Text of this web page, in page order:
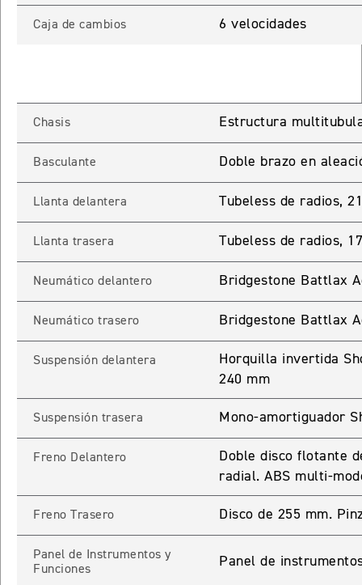
STREET TRIPLE 765 MOTO2
RS
Precio desde $20.090.000
ROCKET 3 STORM R
ROCKET 3 STORM GT
Precio desde $28.590.000
Precio desde $8.490.000
Caja de cambios 6 velocidades
Chasis Estructura
Basculante Doble brazo en
Llanta delantera Tubeless de radios,
Llanta trasera Tubeless de radios,
Neumático delantero Bridgestone Battlax
Neumático trasero Bridgestone Battlax
Suspensión delantera
Horquilla invertida
240 mm
Suspensión trasera Mono-amortiguador
Freno Delantero
Doble disco flotante
radial. ABS multi-
Freno Trasero Disco de 255 mm.
Panel de Instrumentos y
Funciones
Panel de